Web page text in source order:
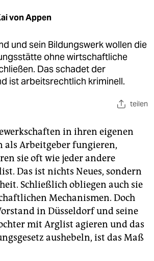
von Appen
und sein Bildungswerk wollen die
ohne wirtschaftliche
Das schadet der
ist arbeitsrechtlich kriminell.
teilen
in ihren eigenen
als Arbeitgeber fungieren,
sie oft wie jeder andere
Das ist nichts Neues, sondern
Schließlich obliegen auch sie
Mechanismen. Doch
in Düsseldorf und seine
mit Arglist agieren und das
aushebeln, ist das Maß